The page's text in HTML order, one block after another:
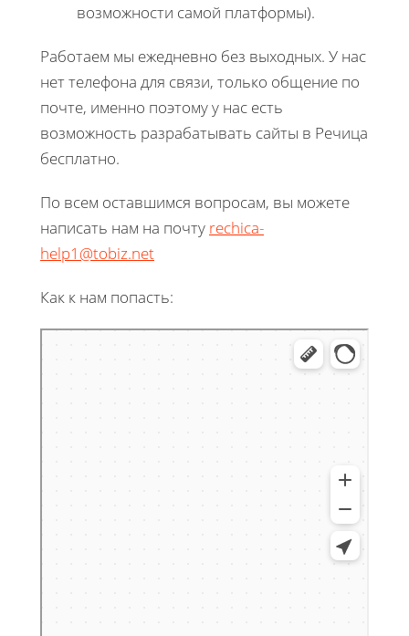
возможности самой платформы).
Работаем мы ежедневно без выходных. У нас
нет телефона для связи, только общение по
почте, именно поэтому у нас есть
возможность разрабатывать сайты в Речица
бесплатно.
По всем оставшимся вопросам, вы можете
написать нам на почту rechica-
help1@tobiz.net
Как к нам попасть: